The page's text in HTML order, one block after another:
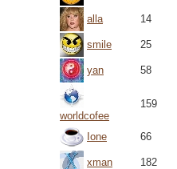
alla 14
smile 25
yan 58
worldcofee
159
Ione 66
xman 182